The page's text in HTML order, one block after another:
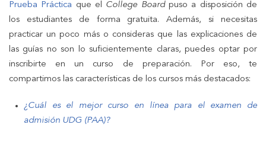
Prueba Práctica que el College Boardpuso a disposición de
los estudiantes de forma gratuita. Además, si necesitas
practicar un poco más o consideras que las explicaciones de
las guías no son lo suficientemente claras, puedes optar por
inscribirte en un curso de preparación. Por eso, te
compartimos las características de los cursos más destacados:
¿Cuál es el mejor curso en línea para el examen de
admisión UDG (PAA)?